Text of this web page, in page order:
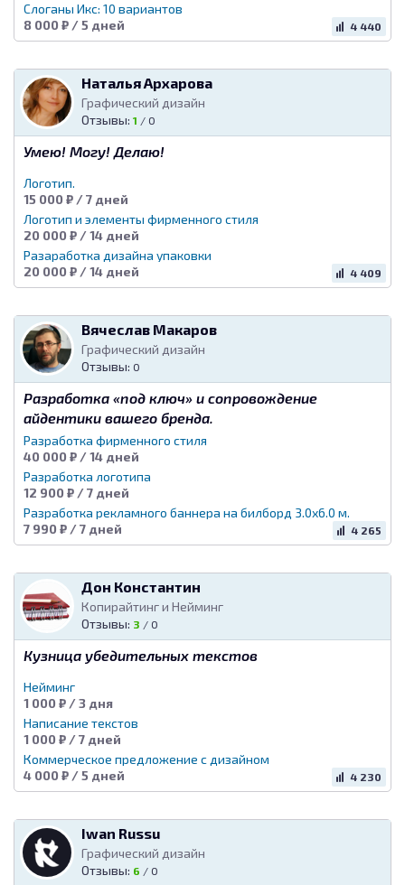
Слоганы Икс: 10 вариантов
8 000 ₽ / 5 дней
4 440
Наталья Архарова
Графический дизайн
Отзывы: 1 / 0
Умею! Могу! Делаю!
Логотип.
15 000 ₽ / 7 дней
Логотип и элементы фирменного стиля
20 000 ₽ / 14 дней
Разаработка дизайна упаковки
20 000 ₽ / 14 дней
4 409
Вячеслав Макаров
Графический дизайн
Отзывы: 0
Разработка «под ключ» и сопровождение
айдентики вашего бренда.
Разработка фирменного стиля
40 000 ₽ / 14 дней
Разработка логотипа
12 900 ₽ / 7 дней
Разработка рекламного баннера на билборд 3.0х6.0 м.
7 990 ₽ / 7 дней
4 265
Дон Константин
Копирайтинг и Нейминг
Отзывы: 3 / 0
Кузница убедительных текстов
Нейминг
1 000 ₽ / 3 дня
Написание текстов
1 000 ₽ / 7 дней
Коммерческое предложение с дизайном
4 000 ₽ / 5 дней
4 230
Iwan Russu
Графический дизайн
Отзывы: 6 / 0